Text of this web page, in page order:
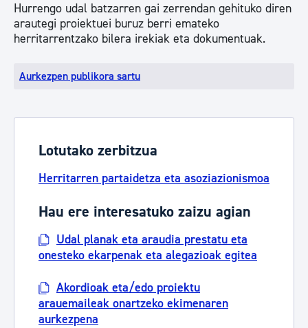
Hurrengo udal batzarren gai zerrendan gehituko diren
arautegi proiektuei buruz berri emateko
herritarrentzako bilera irekiak eta dokumentuak.
Aurkezpen publikora sartu
Lotutako zerbitzua
Herritarren partaidetza eta asoziazionismoa
Hau ere interesatuko zaizu agian
Udal planak eta araudia prestatu eta
onesteko ekarpenak eta alegazioak egitea
Akordioak eta/edo proiektu
arauemaileak onartzeko ekimenaren
aurkezpena